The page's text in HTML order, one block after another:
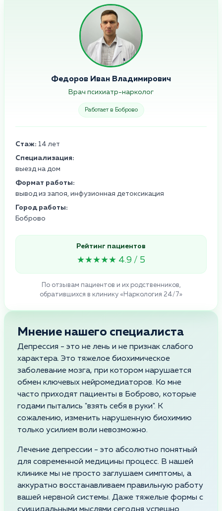
Федоров Иван Владимирович
Врач психиатр-нарколог
Работает в Боброво
Стаж: 14 лет
Специализация:
выезд на дом
Формат работы:
вывод из запоя, инфузионная детоксикация
Город работы:
Боброво
Рейтинг пациентов
★★★★★ 4.9 / 5
По отзывам пациентов и их родственников,
обратившихся в клинику «Наркология 24/7»
Мнение нашего специалиста
Депрессия - это не лень и не признак слабого
характера. Это тяжелое биохимическое
заболевание мозга, при котором нарушается
обмен ключевых нейромедиаторов. Ко мне
часто приходят пациенты в Боброво, которые
годами пытались "взять себя в руки". К
сожалению, изменить нарушенную биохимию
только усилием воли невозможно.
Лечение депрессии - это абсолютно понятный
для современной медицины процесс. В нашей
клинике мы не просто заглушаем симптомы, а
аккуратно восстанавливаем правильную работу
вашей нервной системы. Даже тяжелые формы с